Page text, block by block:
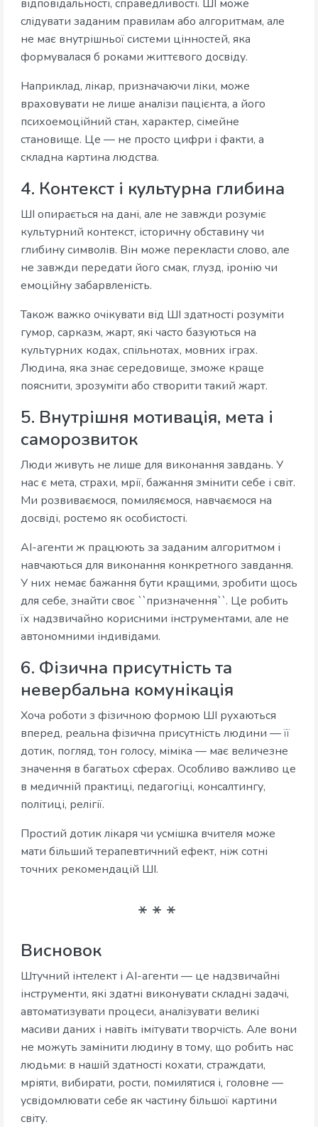
відповідальності, справедливості. ШІ може
слідувати заданим правилам або алгоритмам, але
не має внутрішньої системи цінностей, яка
формувалася б роками життєвого досвіду.
Наприклад, лікар, призначаючи ліки, може
враховувати не лише аналізи пацієнта, а його
психоемоційний стан, характер, сімейне
становище. Це — не просто цифри і факти, а
складна картина людства.
4. Контекст і культурна глибина
ШІ опирається на дані, але не завжди розуміє
культурний контекст, історичну обставину чи
глибину символів. Він може перекласти слово, але
не завжди передати його смак, глузд, іронію чи
емоційну забарвленість.
Також важко очікувати від ШІ здатності розуміти
гумор, сарказм, жарт, які часто базуються на
культурних кодах, спільнотах, мовних іграх.
Людина, яка знає середовище, зможе краще
пояснити, зрозуміти або створити такий жарт.
5. Внутрішня мотивація, мета і
саморозвиток
Люди живуть не лише для виконання завдань. У
нас є мета, страхи, мрії, бажання змінити себе і світ.
Ми розвиваємося, помиляємося, навчаємося на
досвіді, ростемо як особистості.
AI-агенти ж працюють за заданим алгоритмом і
навчаються для виконання конкретного завдання.
У них немає бажання бути кращими, зробити щось
для себе, знайти своє ``призначення``. Це робить
їх надзвичайно корисними інструментами, але не
автономними індивідами.
6. Фізична присутність та
невербальна комунікація
Хоча роботи з фізичною формою ШІ рухаються
вперед, реальна фізична присутність людини — її
дотик, погляд, тон голосу, міміка — має величезне
значення в багатьох сферах. Особливо важливо це
в медичній практиці, педагогіці, консалтингу,
політиці, релігії.
Простий дотик лікаря чи усмішка вчителя може
мати більший терапевтичний ефект, ніж сотні
точних рекомендацій ШІ.
Висновок
Штучний інтелект і AI-агенти — це надзвичайні
інструменти, які здатні виконувати складні задачі,
автоматизувати процеси, аналізувати великі
масиви даних і навіть імітувати творчість. Але вони
не можуть замінити людину в тому, що робить нас
людьми: в нашій здатності кохати, страждати,
мріяти, вибирати, рости, помилятися і, головне —
усвідомлювати себе як частину більшої картини
світу.